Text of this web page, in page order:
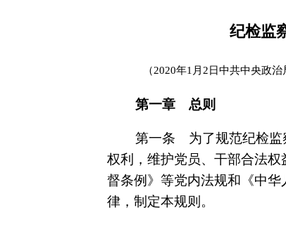
纪检监
（2020年1月2日中共中央政
第一章 总则
第一条 为了规范纪检监
权利，维护党员、干部合法
督条例》等党内法规和《中
律，制定本规则。